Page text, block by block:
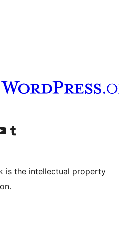
যান আমাদের টাম্বলার অ্যাকাউন্ট দেখুন
is the intellectual property